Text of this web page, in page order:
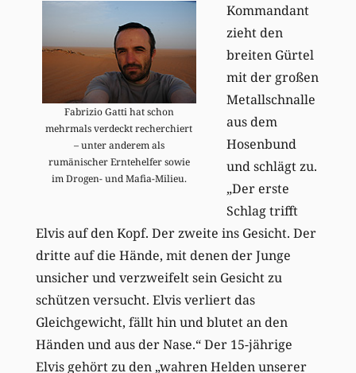
Fabrizio Gatti hat schon
mehrmals verdeckt recherchiert
– unter anderem als
rumänischer Erntehelfer sowie
im Drogen- und Mafia-Milieu.
Kommandant
zieht den
breiten Gürtel
mit der großen
Metallschnalle
aus dem
Hosenbund
und schlägt zu.
„Der erste
Schlag trifft
Elvis auf den Kopf. Der zweite ins Gesicht. Der
dritte auf die Hände, mit denen der Junge
unsicher und verzweifelt sein Gesicht zu
schützen versucht. Elvis verliert das
Gleichgewicht, fällt hin und blutet an den
Händen und aus der Nase.“ Der 15-jährige
Elvis gehört zu den „wahren Helden unserer